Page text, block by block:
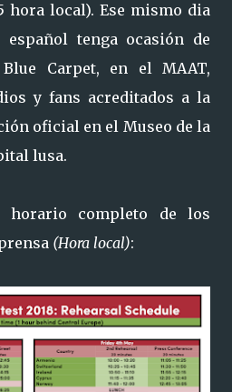
hora local). Ese mismo dia
tenga ocasión de
Carpet, en el MAAT,
y fans acreditados a la
oficial en el Museo de la
lusa.
horario completo de los
(Hora local):